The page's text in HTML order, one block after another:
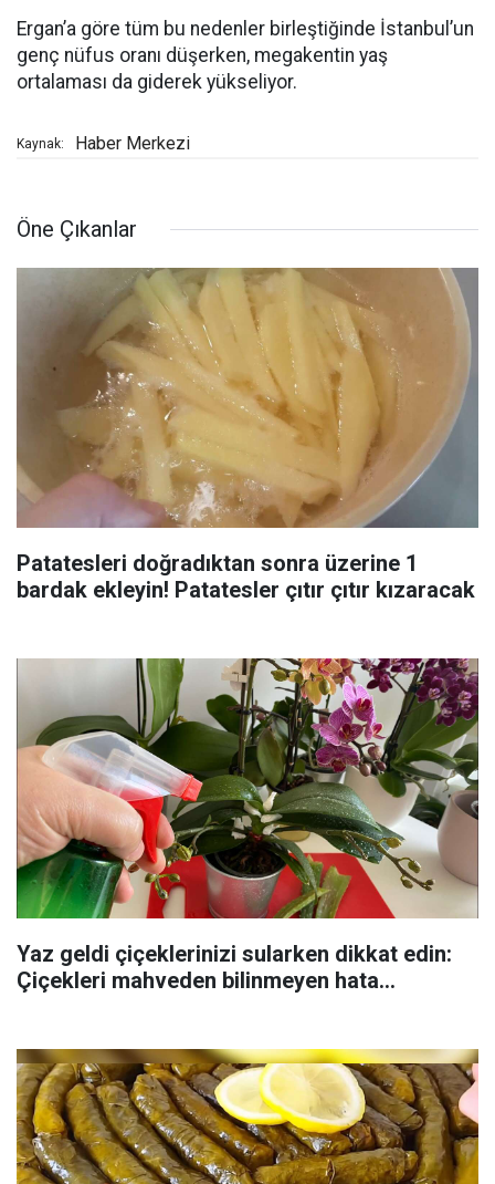
Ergan’a göre tüm bu nedenler birleştiğinde İstanbul’un
genç nüfus oranı düşerken, megakentin yaş
ortalaması da giderek yükseliyor.
Kaynak: Haber Merkezi
Öne Çıkanlar
Patatesleri doğradıktan sonra üzerine 1
bardak ekleyin! Patatesler çıtır çıtır kızaracak
Yaz geldi çiçeklerinizi sularken dikkat edin:
Çiçekleri mahveden bilinmeyen hata...